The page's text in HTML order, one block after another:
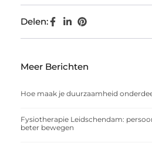
Delen:
Meer Berichten
Hoe maak je duurzaamheid
Fysiotherapie Leidschendam:
beter bewegen